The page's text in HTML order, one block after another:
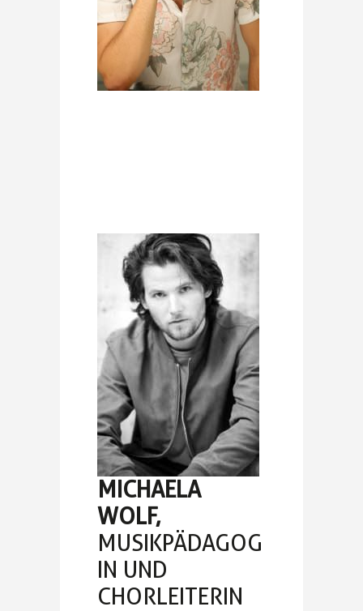
MICHAELA
WOLF,
MUSIKPÄDAGOG
IN UND
CHORLEITERIN